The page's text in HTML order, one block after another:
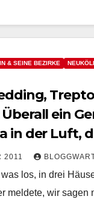
& SEINE BEZIRKE
ein
in der Luft,
2011
los, in drei
meldete, wir sagen